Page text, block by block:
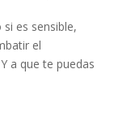
es sensible,
el
a que te puedas